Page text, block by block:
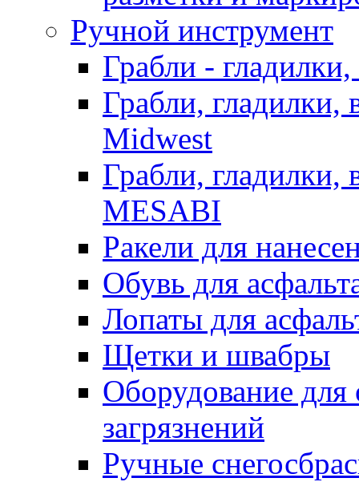
Ручной инструмент
Грабли -
Грабли, гладилки,
Midwest
Грабли, гладилки,
MESABI
Ракели для
Обувь для
Лопаты для
Щетки и швабры
Оборудование для
загрязнений
Ручные